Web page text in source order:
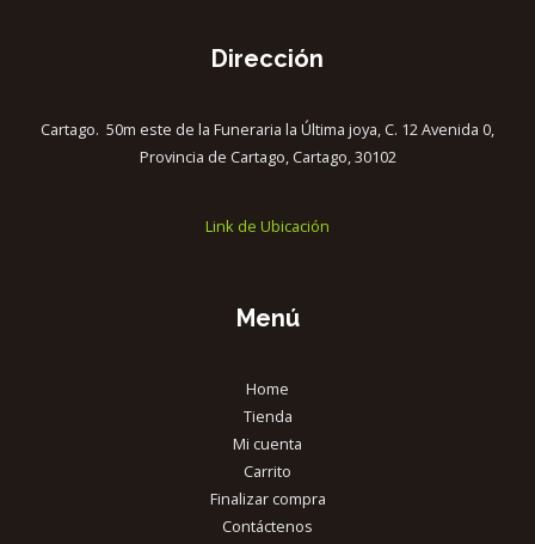
Dirección
Cartago. 50m este de la Funeraria la Última joya, C. 12 Avenida 0,
Provincia de Cartago, Cartago, 30102
Link de Ubicación
Menú
Home
Tienda
Mi cuenta
Carrito
Finalizar compra
Contáctenos